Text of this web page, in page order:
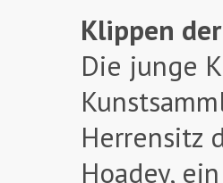
Klippen
Die junge
Herrensitz
Hoadey,